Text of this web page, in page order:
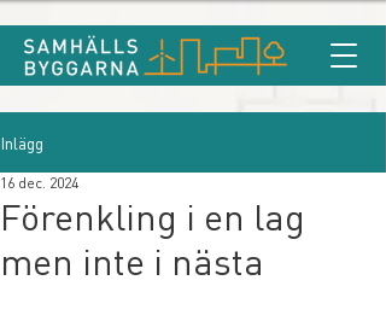
Inlägg
Förenkling i en lag
men inte i nästa
16 dec. 2024